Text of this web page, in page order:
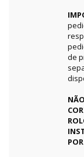
de